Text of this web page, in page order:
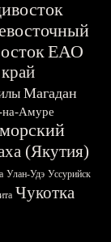
ЕАО
Магадан
на-Амуре
(Якутия)
Улан-Удэ Уссурийск
Чукотка